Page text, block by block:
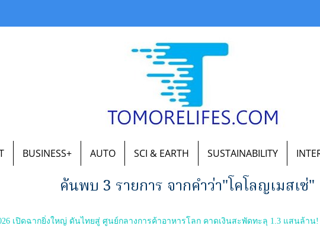
BUSINESS+ AUTO SCI & EARTH SUSTAINABILITY
ค้นพบ 3 รายการ จากคำว่า"โคโลญเมสเซ่"
เปิดฉากยิ่งใหญ่ ดันไทยสู่ ศูนย์กลางการค้าอาหารโลก คาดเงินสะพัดทะลุ 1.3 แสนล้าน!